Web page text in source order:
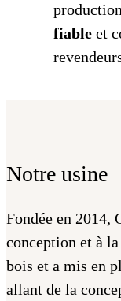
fiable et
Notre usine
Fondée en 2014,
conception et à
bois et a mis en
allant de la